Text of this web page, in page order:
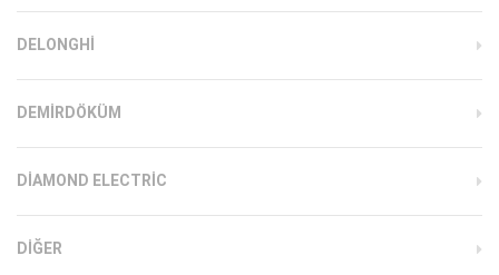
DELONGHI
DEMIRDÖKÜM
DIAMOND ELECTRIC
DIĞER